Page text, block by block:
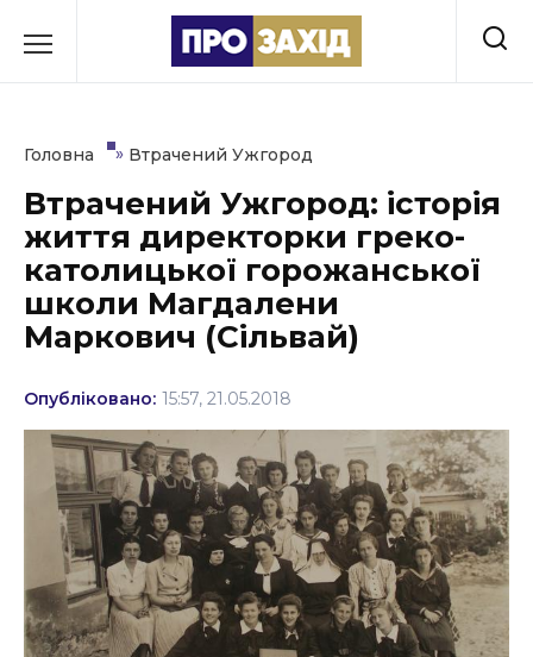
до
Культура
Освіта
Події
Політика
Соціум
Спорт
Стиль життя
Втрачений Ужгород
Головна » Втрачений Ужгород
Втрачений Ужгород: історія
життя директорки греко-
католицької горожанської
школи Магдалени
Маркович (Сільвай)
Опубліковано: 15:57, 21.05.2018